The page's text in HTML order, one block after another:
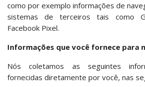
como por exemplo informações de
sistemas de terceiros tais como
Facebook Pixel.
Informações que você fornece para
Nós coletamos as seguintes
fornecidas diretamente por você, nas